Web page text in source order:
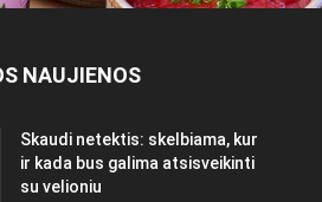
NAUJIENOS
Skaudi netektis: skelbiama, kur
ir kada bus galima atsisveikinti
su velioniu